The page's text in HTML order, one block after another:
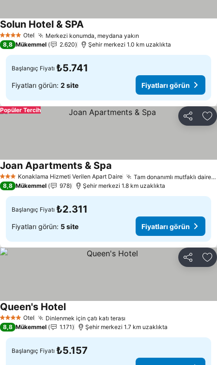
4 Yıldız Otel Merkezi konumda, meydana yakın
Solun Hotel & SPAFiyatları görün
8,8 Mükemmel 2.620 Şehir merkezi 1.0 km uzaklıkta
Başlangıç Fiyatı ₺5.741
Fiyatları görün: 2 site Fiyatları görün
Paylaş
Popüler Tercih
3 YıldızKonaklama Hizmeti Verilen Apart Daire Tam donanımlı mutfaklı daireler
Joan Apartments & Spa
8,8 Mükemmel 978 Şehir merkezi 1.8 km uzaklıkta
Başlangıç Fiyatı ₺2.311
Fiyatları görün: 5 site Fiyatları görün
Paylaş
4 Yıldız Otel Dinlenmek için çatı katı terası
Queen's HotelFiyatları görün
8,8 Mükemmel 1.171 Şehir merkezi 1.7 km uzaklıkta
Başlangıç Fiyatı ₺5.157